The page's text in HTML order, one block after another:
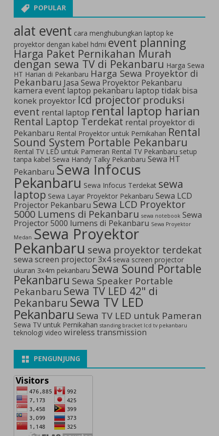
POPULAR
alat event cara menghubungkan laptop ke
proyektor dengan kabel hdmi event planning
Harga Paket Pernikahan Murah
dengan sewa TV di Pekanbaru Harga Sewa
HT Harian di Pekanbaru Harga Sewa Proyektor di
Pekanbaru Jasa Sewa Proyektor Pekanbaru
kamera event laptop pekanbaru laptop tidak bisa
konek proyektor lcd projectorproduksi
event rental laptop rental laptop harian
Rental Laptop Terdekat rental proyektor di
Pekanbaru Rental Proyektor untuk Pernikahan Rental
Sound System Portable Pekanbaru
Rental TV LED untuk Pameran Rental TV Pekanbaru setup
tanpa kabel Sewa Handy Talky Pekanbaru Sewa HT
Pekanbaru Sewa Infocus
Pekanbaru Sewa Infocus Terdekat sewa
laptop Sewa Layar Proyektor Pekanbaru Sewa LCD
Projector Pekanbaru Sewa LCD Proyektor
5000 Lumens di Pekanbaru sewa notebook Sewa
Projector 5000 lumens di Pekanbaru Sewa Proyektor
Medan Sewa Proyektor
Pekanbaru sewa proyektor terdekat
sewa screen projector 3x4 sewa screen projector
ukuran 3x4m pekanbaru Sewa Sound Portable
Pekanbaru Sewa Speaker Portable
Pekanbaru Sewa TV LED 42" di
Pekanbaru Sewa TV LED
Pekanbaru Sewa TV LED untuk Pameran
Sewa TV untuk Pernikahan standing bracket lcd tv pekanbaru
teknologi video wireless transmission
PENGUNJUNG